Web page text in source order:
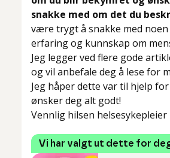
snakke med om det du
være trygt å snakke med
erfaring og kunnskap om
Jeg legger ved flere gode
og vil anbefale deg å lese for
Jeg håper dette var til hjelp
ønsker deg alt godt!
Vennlig hilsen helsesykepleier
Vi har valgt ut dette for